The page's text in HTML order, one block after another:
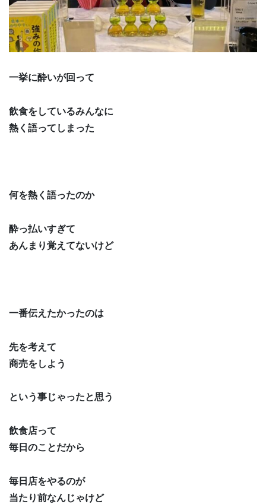
一挙に酔いが回って
飲食をしているみんなに
熱く語ってしまった
何を熱く語ったのか
酔っ払いすぎて
あんまり覚えてないけど
一番伝えたかったのは
先を考えて
商売をしよう
という事じゃったと思う
飲食店って
毎日のことだから
毎日店をやるのが
当たり前なんじゃけど